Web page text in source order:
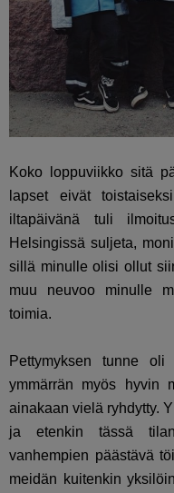
Koko loppuviikko sitä
lapset eivät
iltapäivänä tuli
Helsingissä suljeta,
sillä minulle olisi ollut
muu neuvoo minulle
toimia.
Pettymyksen tunne
ymmärrän myös hyvin
ainakaan vielä ryhdytty.
ja etenkin tässä
vanhempien päästävä
meidän kuitenkin